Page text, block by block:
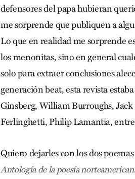
defensores del papa hubieran
me sorprende que publiquen a
Lo que en realidad me sorprende
los menonitas, sino en general
solo para extraer conclusiones
generación beat, esta revista
Ginsberg, William Burroughs, Jack
Ferlinghetti, Philip Lamantia,
Quiero dejarles con los dos
Antología de la poesía